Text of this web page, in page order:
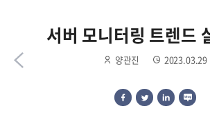
서버 모니터링 트렌드
양관진 2023.03.29